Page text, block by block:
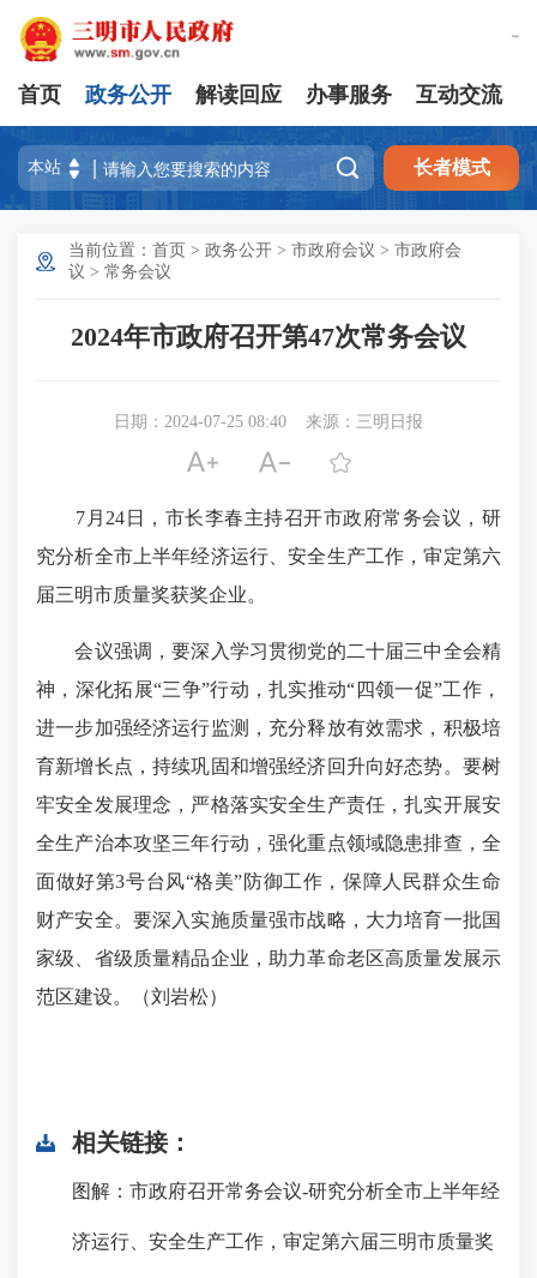
首页 政务公开 解读回应 办事服务 互动交流
 长者模式
当前位置： 首页 > 政务公开 > 市政府会议 > 市政府会
议 > 常务会议
2024年市政府召开第47次常务会议
日期：2024-07-25 08:40 来源：三明日报
  
7月24日，市长李春主持召开市政府常务会议，研
究分析全市上半年经济运行、安全生产工作，审定第六
届三明市质量奖获奖企业。
会议强调，要深入学习贯彻党的二十届三中全会精
神，深化拓展“三争”行动，扎实推动“四领一促”工作，
进一步加强经济运行监测，充分释放有效需求，积极培
育新增长点，持续巩固和增强经济回升向好态势。要树
牢安全发展理念，严格落实安全生产责任，扎实开展安
全生产治本攻坚三年行动，强化重点领域隐患排查，全
面做好第3号台风“格美”防御工作，保障人民群众生命
财产安全。要深入实施质量强市战略，大力培育一批国
家级、省级质量精品企业，助力革命老区高质量发展示
范区建设。
（刘岩松）
相关链接：
图解：市政府召开常务会议-研究分析全市上半年经
济运行、安全生产工作，审定第六届三明市质量奖